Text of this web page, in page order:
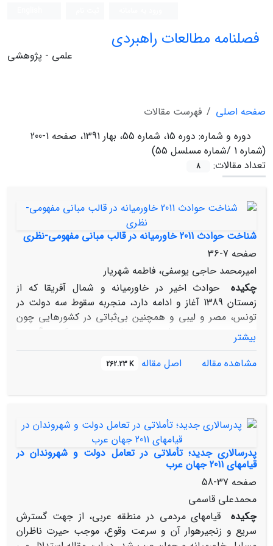
فصلنامه مطالعات راهبردی
علمی - پژوهشی
صفحه اصلی
فهرست مقالات
دوره و شماره:
دوره 15، شماره 55، بهار 1391، صفحه 1-200
(شماره 1 /شماره مسلسل 55)
تعداد مقالات:
8
شناخت حوادث 2011 خاورمیانه در قالب مبانی مفهومی-نظری
صفحه 7-36
امیرمحمد حاجی‏ یوسفی، فاطمه شهریار
چکیده
حوادث اخیر در خاورمیانه و شمال آفریقا که از
زمستان 1389 آغاز و ادامه دارد، منجربه سقوط سه دولت در
تونس، مصر و لیبی و همچنین بی‌ثباتی در کشورهایی چون
بحرین، یمن، سوریه، اردن، عربستان سعودی و کویت گردیده
است. درپی این تحولات، مشخص شد نظریه‏ها و مفاهیم علم
سیاست نتوانستند این حوادث را پیش‌بینی نمایند و
تحولات به دست داده شود.
بیشتر
مشاهده مقاله
اصل مقاله 262.23 K
پدرسالاری جدید؛ تأملاتی در تعامل دولت و شهروندان در
قیام‏های 2011 جهان عرب
صفحه 37-58
محمدعلی قاسمی
چکیده
قیام‏های مردمی در منطقه عربی، از جهت گسترش
سریع و زنجیره‏وار آن و سرعت وقوع، موجب حیرت ناظران